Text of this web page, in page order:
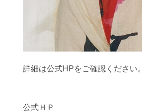
詳細は公式HPをご確認ください。
公式ＨＰ